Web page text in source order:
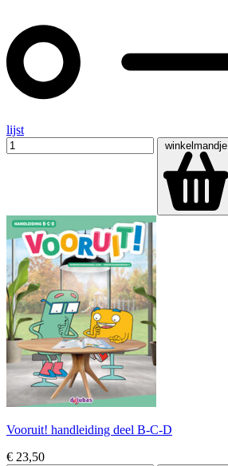
lijst
winkelmandje
Vooruit! handleiding deel B-C-D
€ 23,50